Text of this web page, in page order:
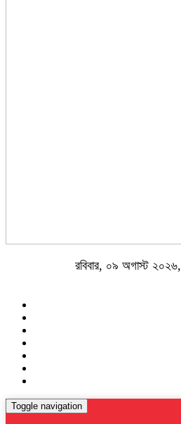
রবিবার, ০৯ অগাস্ট
Toggle navigation